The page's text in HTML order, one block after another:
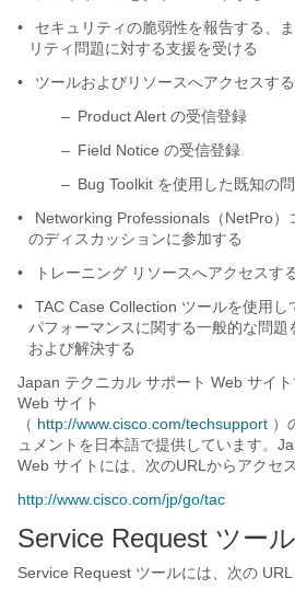
•
セキュリティの脆弱性を報告する、
リティ問題に対する支援を受ける
•
ツールおよびリソースへアクセスする
– Product Alert の受信登録
– Field Notice の受信登録
– Bug Toolkit を使用した既知の
•
Networking Professionals（NetPro）
のディスカッションに参加する
•
トレーニング リソースへアクセスす
•
TAC Case Collection ツールを使用し
パフォーマンスに関する一般的な問題
および解決する
Japan テクニカル サポート Web サイ
Web サイト
（ http://www.cisco.com/techsupport ）
ュメントを日本語で提供しています。
Web サイトには、次のURLからアクセ
http://www.cisco.com/jp/go/tac
Service Request ツー
Service Request ツールには、次の URL